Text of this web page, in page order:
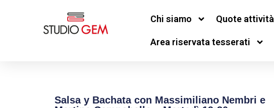
Chi siamo Quote attività
Area riservata tesserati
Salsa y Bachata con Massimiliano Nembri e